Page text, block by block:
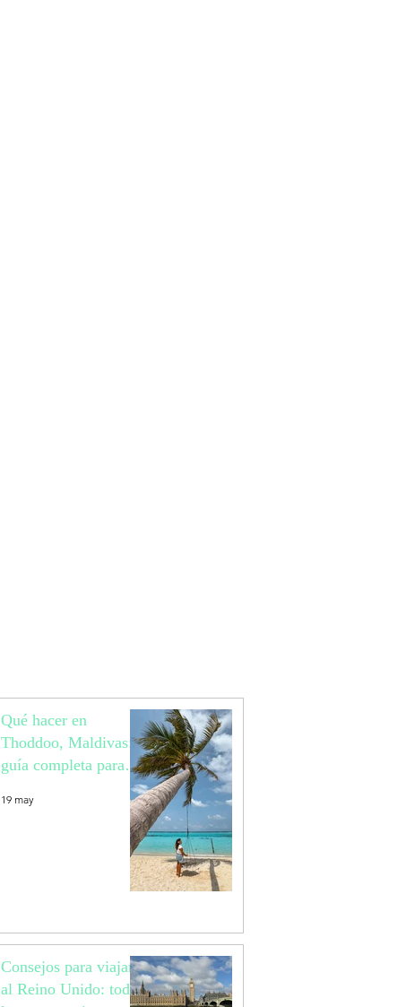
Qué hacer en
Thoddoo, Maldivas:
guía completa para
viajar a una isla local
paradisíaca
19 may
Consejos para viajar
al Reino Unido: todo